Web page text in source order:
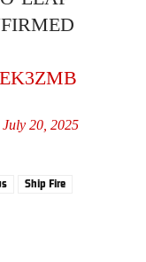
July 20, 2025
Ship Fire